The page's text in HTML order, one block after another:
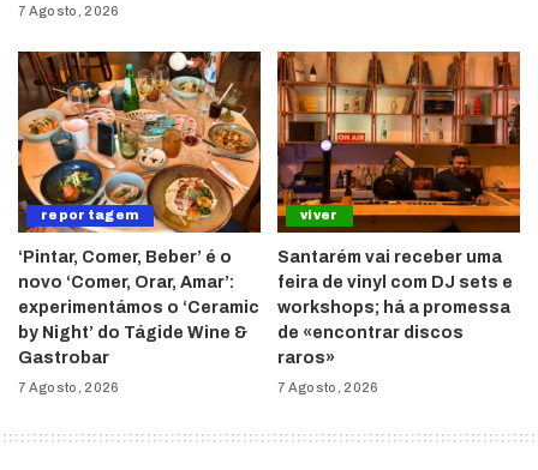
7 Agosto, 2026
reportagem
‘Pintar, Comer, Beber’ é o
novo ‘Comer, Orar, Amar’:
experimentámos o ‘Ceramic
by Night’ do Tágide Wine &
Gastrobar
7 Agosto, 2026
viver
Santarém vai receber uma
feira de vinyl com DJ sets e
workshops; há a promessa
de «encontrar discos
raros»
7 Agosto, 2026